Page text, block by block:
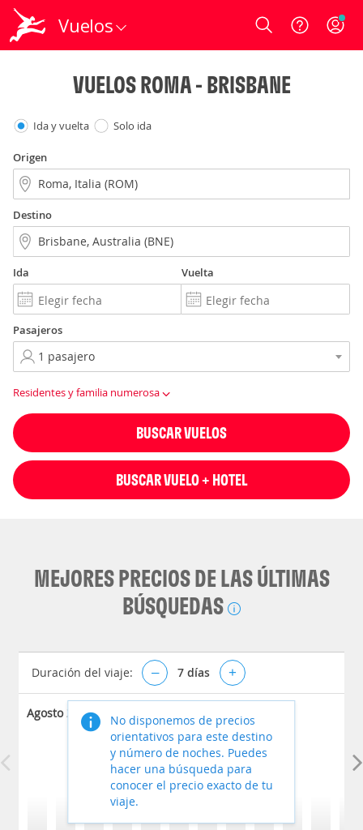
Vuelos Login
VUELOS ROMA - BRISBANE
Ida y vuelta Solo ida
Origen
Destino
Ida Vuelta
Pasajeros
Residentes y familia numerosa
BUSCAR VUELOS
BUSCAR VUELO + HOTEL
MEJORES PRECIOS DE LAS ÚLTIMAS
BÚSQUEDAS
Duración del viaje: – 7 días +
Agosto 2026
No disponemos de precios
orientativos para este destino
y número de noches. Puedes
hacer una búsqueda para
conocer el precio exacto de tu
viaje.